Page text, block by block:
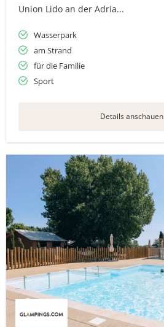
Union Lido an der Adria...
Wasserpark
am Strand
für die Familie
Sport
Details anschauen